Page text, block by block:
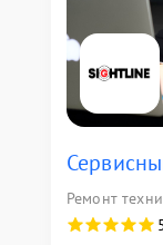
Ремонт